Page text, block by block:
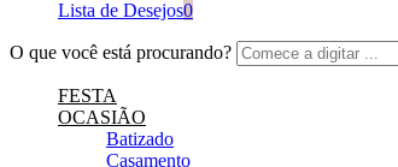
Lista de Desejos0
O que você está procurando?
FESTA
OCASIÃO
Batizado
Casamento